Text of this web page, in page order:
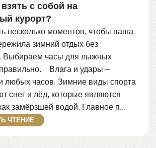
с собой на
курорт?
несколько моментов, чтобы ваша
зимний отдых без
Выбираем часы для лыжных
Влага и удары –
любых часов. Зимние виды спорта
снег и лёд, которые являются
замёрзшей водой. Главное п...
ЧТЕНИЕ